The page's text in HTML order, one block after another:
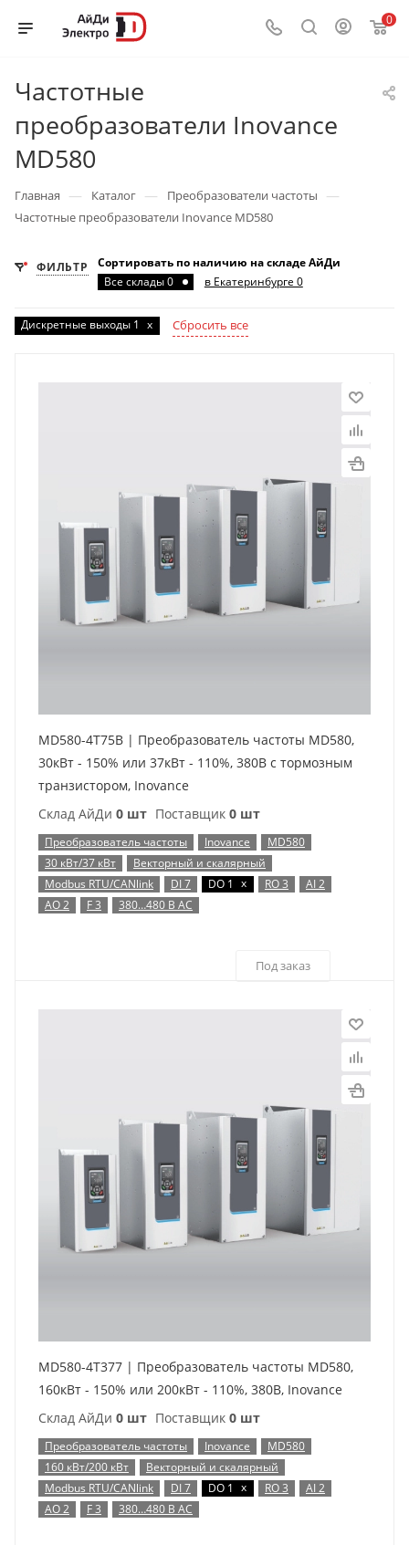
0
Частотные
преобразователи Inovance
MD580
Главная — Каталог — Преобразователи частоты —
Частотные преобразователи Inovance MD580
ФИЛЬТР
Сортировать по наличию на складе АйДи
Все склады 0
в Екатеринбурге 0
Дискретные выходы 1 x Сбросить все
MD580-4T75B | Преобразователь частоты MD580,
30кВт - 150% или 37кВт - 110%, 380В с тормозным
транзистором, Inovance
Склад АйДи 0 шт Поставщик 0 шт
Преобразователь частоты Inovance
MD580
30 кВт/37 кВт
Векторный и скалярный
Modbus RTU/CANlink
DI 7 DO 1 x RO 3
AI 2
AO 2
F 3 380…480 В AC
Под заказ
MD580-4T377 | Преобразователь частоты MD580,
160кВт - 150% или 200кВт - 110%, 380В, Inovance
Склад АйДи 0 шт Поставщик 0 шт
Преобразователь частоты Inovance
MD580
160 кВт/200 кВт
Векторный и скалярный
Modbus RTU/CANlink
DI 7 DO 1 x RO 3
AI 2
AO 2
F 3 380…480 В AC